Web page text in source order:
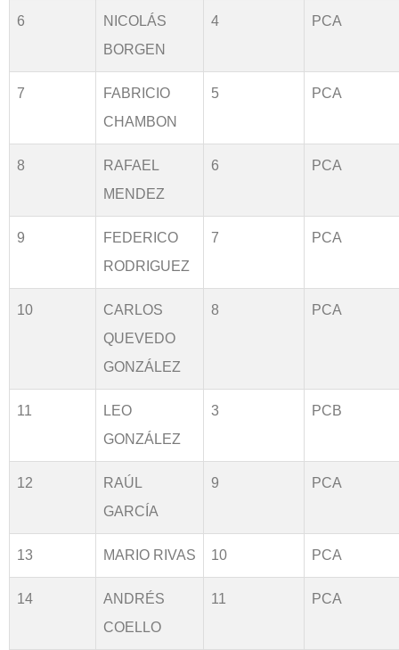
6
NICOLÁS
BORGEN
4 PCA
7
FABRICIO
CHAMBON
5 PCA
8
RAFAEL
MENDEZ
6 PCA
9
FEDERICO
RODRIGUEZ
7 PCA
10
CARLOS
QUEVEDO
GONZÁLEZ
8 PCA
11
LEO
GONZÁLEZ
3 PCB
12
RAÚL
GARCÍA
9 PCA
13 MARIO RIVAS 10 PCA
14
ANDRÉS
COELLO
11 PCA